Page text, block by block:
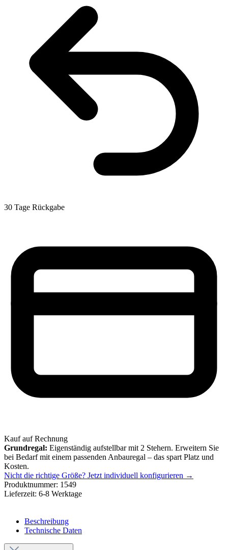
30 Tage Rückgabe
Kauf auf Rechnung
Grundregal: Eigenständig aufstellbar mit 2 Stehern. Erweitern Sie
bei Bedarf mit einem passenden Anbauregal – das spart Platz und
Kosten.
Nicht die richtige Größe? Jetzt individuell konfigurieren →
Produktnummer: 1549
Lieferzeit: 6-8 Werktage
Beschreibung
Technische Daten